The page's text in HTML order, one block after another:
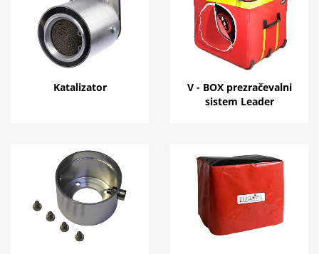
Katalizator
V - BOX prezračevalni
sistem Leader